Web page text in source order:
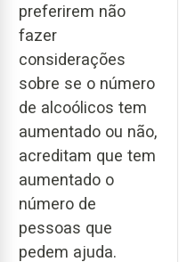
preferirem não
fazer
considerações
sobre se o número
de alcoólicos tem
aumentado ou não,
acreditam que tem
aumentado o
número de
pessoas que
pedem ajuda.